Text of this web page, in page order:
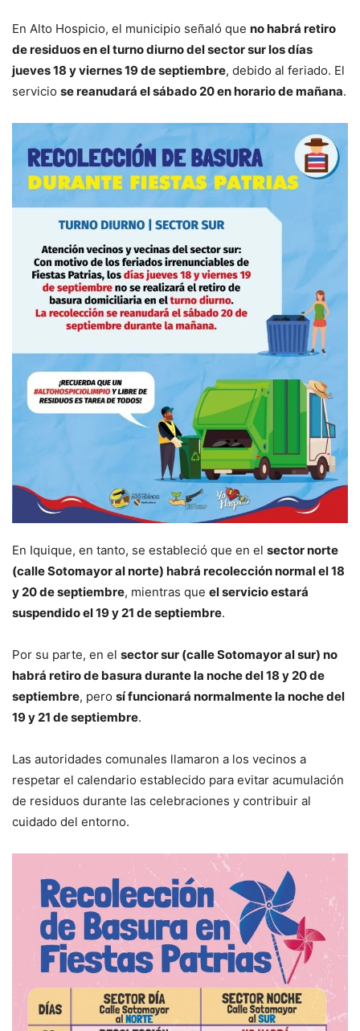
En Alto Hospicio, el municipio señaló que no habrá retiro
de residuos en el turno diurno del sector sur los días
jueves 18 y viernes 19 de septiembre, debido al feriado. El
servicio se reanudará el sábado 20 en horario de mañana.
En Iquique, en tanto, se estableció que en el sector norte
(calle Sotomayor al norte) habrá recolección normal el 18
y 20 de septiembre, mientras que el servicio estará
suspendido el 19 y 21 de septiembre.
Por su parte, en el sector sur (calle Sotomayor al sur) no
habrá retiro de basura durante la noche del 18 y 20 de
septiembre, pero sí funcionará normalmente la noche del
19 y 21 de septiembre.
Las autoridades comunales llamaron a los vecinos a
respetar el calendario establecido para evitar acumulación
de residuos durante las celebraciones y contribuir al
cuidado del entorno.